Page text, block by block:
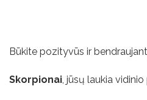
Būkite pozityvūs ir
Skorpionai, jūsų laukia